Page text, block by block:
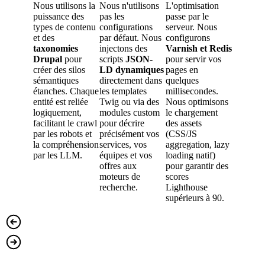
Nous utilisons la
puissance des
types de contenu
et des
taxonomies
Drupal pour
créer des silos
sémantiques
étanches. Chaque
entité est reliée
logiquement,
facilitant le crawl
par les robots et
la compréhension
par les LLM.
Nous n'utilisons
pas les
configurations
par défaut. Nous
injectons des
scripts JSON-
LD dynamiques
directement dans
les templates
Twig ou via des
modules custom
pour décrire
précisément vos
services, vos
équipes et vos
offres aux
moteurs de
recherche.
L'optimisation
passe par le
serveur. Nous
configurons
Varnish et Redis
pour servir vos
pages en
quelques
millisecondes.
Nous optimisons
le chargement
des assets
(CSS/JS
aggregation, lazy
loading natif)
pour garantir des
scores
Lighthouse
supérieurs à 90.